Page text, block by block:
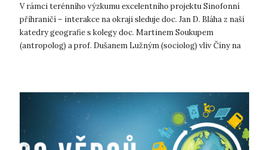
V rámci terénního výzkumu excelentního projektu Sinofonní
příhraničí – interakce na okraji sleduje doc. Jan D. Bláha z naší
katedry geografie s kolegy doc. Martinem Soukupem
(antropolog) a prof. Dušanem Lužným (sociolog) vliv Číny na